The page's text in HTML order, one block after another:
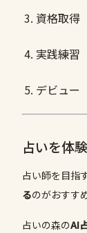
3. 資格取得
4. 実践練習
5. デビュー
占いを体
占い師を目指
るのがおすすめ
占いの森のAI